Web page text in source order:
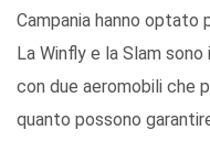
Campania hanno optato
La Winfly e la Slam
con due aeromobili che
quanto possono